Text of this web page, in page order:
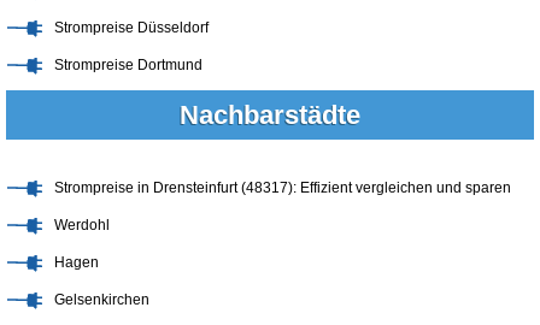
Strompreise Düsseldorf
Strompreise Dortmund
Nachbarstädte
Strompreise in Drensteinfurt (48317): Effizient vergleichen und sparen
Werdohl
Hagen
Gelsenkirchen